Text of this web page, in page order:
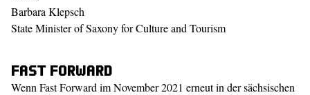
Barbara Klepsch
State Minister of Saxony for Culture and Tourism
Fast Forward
Wenn Fast Forward im November 2021 erneut in der sächsischen